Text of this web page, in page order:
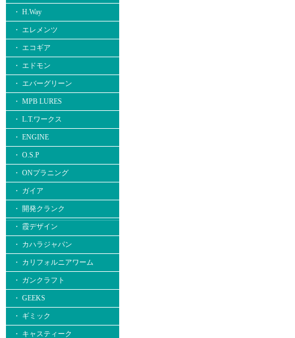
・ H.Way
・ エレメンツ
・ エコギア
・ エドモン
・ エバーグリーン
・ MPB LURES
・ L.T.ワークス
・ ENGINE
・ O.S.P
・ ONプラニング
・ ガイア
・ 開発クランク
・ 霞デザイン
・ カハラジャパン
・ カリフォルニアワーム
・ ガンクラフト
・ GEEKS
・ ギミック
・ キャスティーク